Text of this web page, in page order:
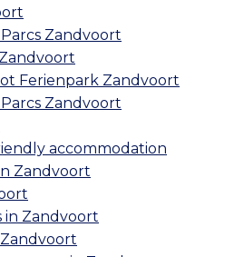
Zandvoort
Ferienpark Zandvoort
Zandvoort
accommodation
Zandvoort
in Zandvoort